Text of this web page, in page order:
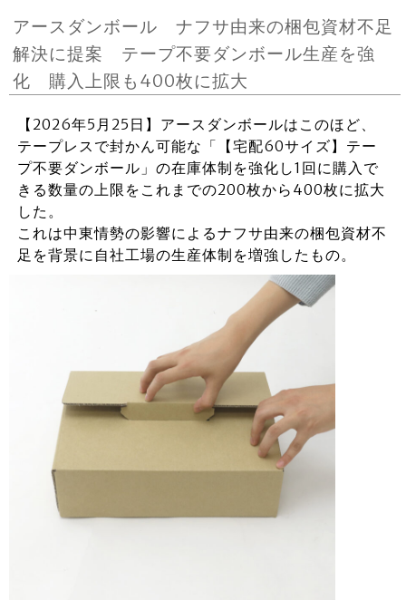
アースダンボール ナフサ由来の梱包資材不足
解決に提案 テープ不要ダンボール生産を強
化 購入上限も400枚に拡大
【2026年5月25日】アースダンボールはこのほど、
テープレスで封かん可能な「【宅配60サイズ】テー
プ不要ダンボール」の在庫体制を強化し1回に購入で
きる数量の上限をこれまでの200枚から400枚に拡大
した。
これは中東情勢の影響によるナフサ由来の梱包資材不
足を背景に自社工場の生産体制を増強したもの。